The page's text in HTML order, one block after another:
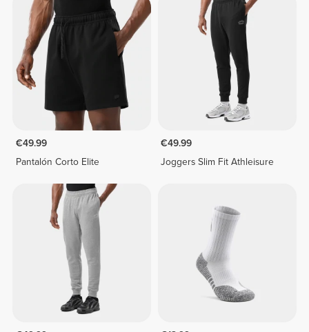
€49.99
Pantalón Corto Elite
€49.99
Joggers Slim Fit Athleisure